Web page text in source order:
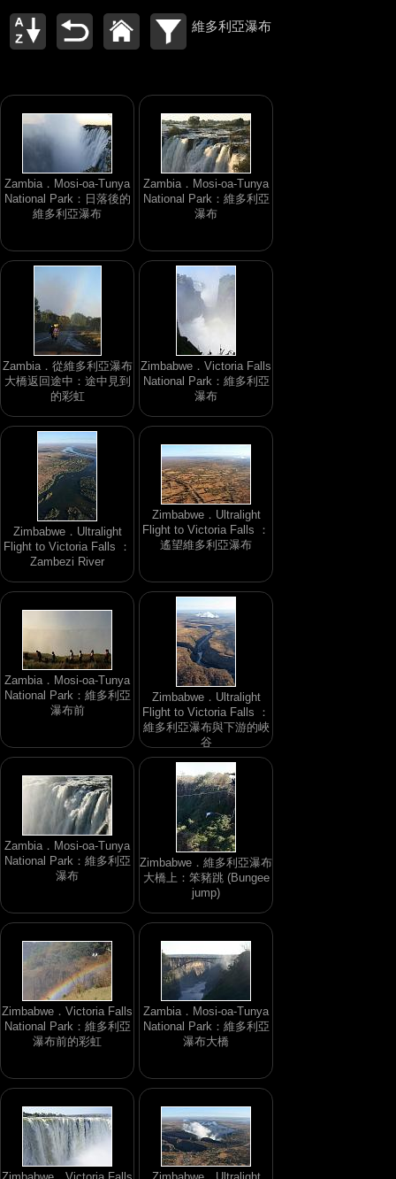
維多利亞瀑布
Zambia．Mosi-oa-Tunya
National Park：日落後的
維多利亞瀑布
Zambia．Mosi-oa-Tunya
National Park：維多利亞
瀑布
Zambia．從維多利亞瀑布
大橋返回途中：途中見到
的彩虹
Zimbabwe．Victoria Falls
National Park：維多利亞
瀑布
Zimbabwe．Ultralight
Flight to Victoria Falls ：
Zambezi River
Zimbabwe．Ultralight
Flight to Victoria Falls ：
遙望維多利亞瀑布
Zambia．Mosi-oa-Tunya
National Park：維多利亞
瀑布前
Zimbabwe．Ultralight
Flight to Victoria Falls ：
維多利亞瀑布與下游的峽
谷
Zambia．Mosi-oa-Tunya
National Park：維多利亞
瀑布
Zimbabwe．維多利亞瀑布
大橋上：笨豬跳 (Bungee
jump)
Zimbabwe．Victoria Falls
National Park：維多利亞
瀑布前的彩虹
Zambia．Mosi-oa-Tunya
National Park：維多利亞
瀑布大橋